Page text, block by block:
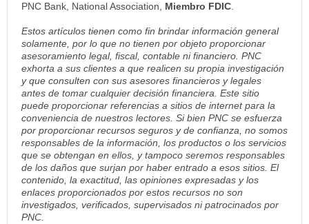
PNC Bank, National Association, Miembro FDIC.
Estos artículos tienen como fin brindar información general
solamente, por lo que no tienen por objeto proporcionar
asesoramiento legal, fiscal, contable ni financiero. PNC
exhorta a sus clientes a que realicen su propia investigación
y que consulten con sus asesores financieros y legales
antes de tomar cualquier decisión financiera. Este sitio
puede proporcionar referencias a sitios de internet para la
conveniencia de nuestros lectores. Si bien PNC se esfuerza
por proporcionar recursos seguros y de confianza, no somos
responsables de la información, los productos o los servicios
que se obtengan en ellos, y tampoco seremos responsables
de los daños que surjan por haber entrado a esos sitios. El
contenido, la exactitud, las opiniones expresadas y los
enlaces proporcionados por estos recursos no son
investigados, verificados, supervisados ni patrocinados por
PNC.